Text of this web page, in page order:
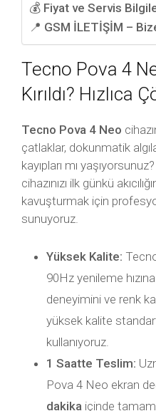
💰 Fiyat ve Servis
📍 GSM İLETİŞİM –
Tecno Pova 4
Kırıldı? Hızlıca
Tecno Pova 4 Neo
çatlaklar, dokunmatik
kayıpları mı yaşıyorsunuz?
cihazınızı ilk günkü
kavuşturmak için
sunuyoruz.
Yüksek Kalite:
90Hz yenileme
deneyimini ve renk
yüksek kalite
kullanıyoruz.
1 Saatte Teslim:
Pova 4 Neo ekran
dakika içinde